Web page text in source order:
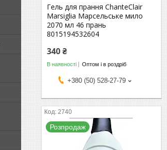
Гель для прання ChanteClair
Marsiglia Марсельське мило
2070 мл 46 прань
8015194532604
340 ₴
В наявності Оптом і в роздріб
+380 (50) 528-27-79
2740
Розпродаж